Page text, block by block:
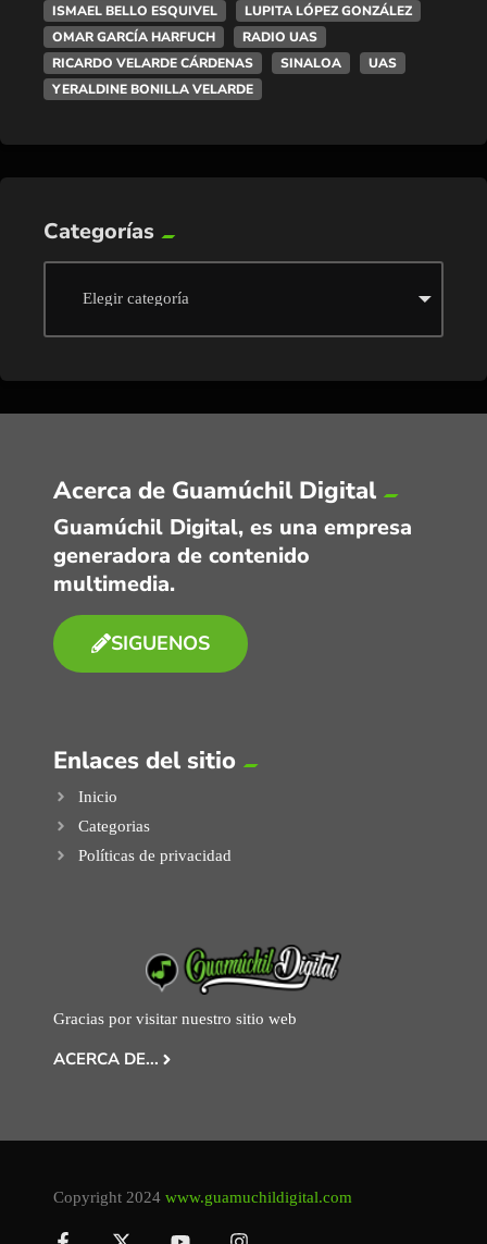
ISMAEL BELLO ESQUIVEL
LUPITA LÓPEZ GONZÁLEZ
OMAR GARCÍA HARFUCH
RADIO UAS
RICARDO VELARDE CÁRDENAS
SINALOA
UAS
YERALDINE BONILLA VELARDE
Categorías
Acerca de Guamúchil Digital
Guamúchil Digital, es una empresa
generadora de contenido
multimedia.
SIGUENOS
Enlaces del sitio
Inicio
Categorias
Políticas de privacidad
Gracias por visitar nuestro sitio web
ACERCA DE...
Copyright 2024 www.guamuchildigital.com